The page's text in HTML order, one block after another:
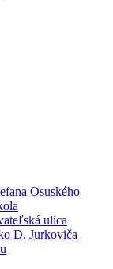
Osuského
ulica
D. Jurkoviča